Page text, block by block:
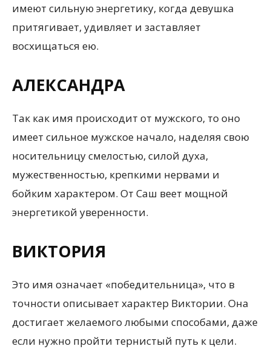
имеют сильную энергетику, когда девушка
притягивает, удивляет и заставляет
восхищаться ею.
АЛЕКСАНДРА
Так как имя происходит от мужского, то оно
имеет сильное мужское начало, наделяя свою
носительницу смелостью, силой духа,
мужественностью, крепкими нервами и
бойким характером. От Саш веет мощной
энергетикой уверенности.
ВИКТОРИЯ
Это имя означает «победительница», что в
точности описывает характер Виктории. Она
достигает желаемого любыми способами, даже
если нужно пройти тернистый путь к цели.